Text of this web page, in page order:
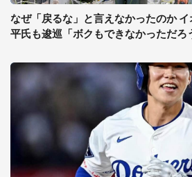
なぜ「戻るな」と言えなかったのか
平氏も逡巡「ボクもできなかっただろ